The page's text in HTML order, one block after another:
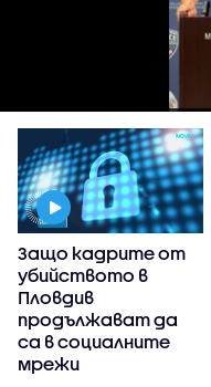
Защо кадрите от
убийството в
Пловдив
продължават да
са в социалните
мрежи